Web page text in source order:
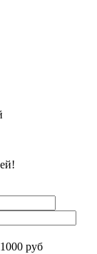
1000 руб